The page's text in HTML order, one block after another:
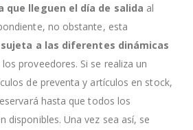
que lleguen el día de salida al
no obstante, esta
sujeta a las diferentes dinámicas
los proveedores. Si se realiza un
de preventa y artículos en stock,
hasta que todos los
disponibles. Una vez sea así, se